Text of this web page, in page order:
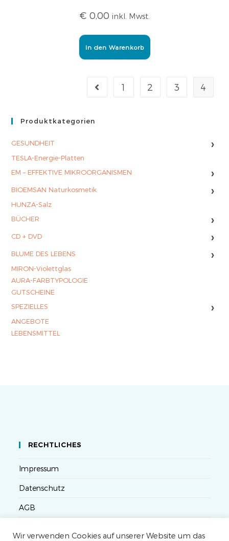
€ 0,00 inkl. Mwst.
In den Warenkorb
1 2 3 4
Produktkategorien
GESUNDHEIT ›
TESLA-Energie-Platten
EM – EFFEKTIVE MIKROORGANISMEN
›
BIOEMSAN Naturkosmetik ›
HUNZA-Salz
BÜCHER
›
CD + DVD ›
BLUME DES LEBENS ›
MIRON-Violettglas
AURA-FARBTYPOLOGIE
GUTSCHEINE
SPEZIELLES
›
ANGEBOTE
LEBENSMITTEL
RECHTLICHES
Impressum
Datenschutz
AGB
Wir verwenden Cookies auf unserer Website um das